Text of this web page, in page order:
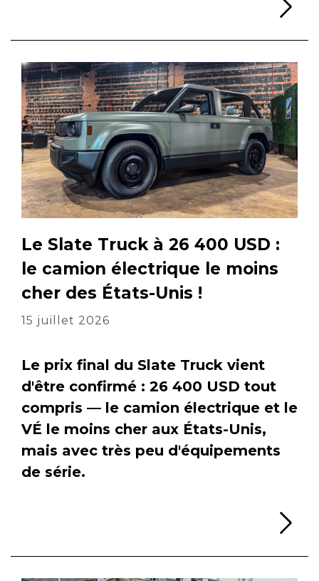
Le Slate Truck à 26 400 USD :
le camion électrique le moins
cher des États-Unis !
15 juillet 2026
Le prix final du Slate Truck vient
d'être confirmé : 26 400 USD tout
compris — le camion électrique et le
VÉ le moins cher aux États-Unis,
mais avec très peu d'équipements
de série.